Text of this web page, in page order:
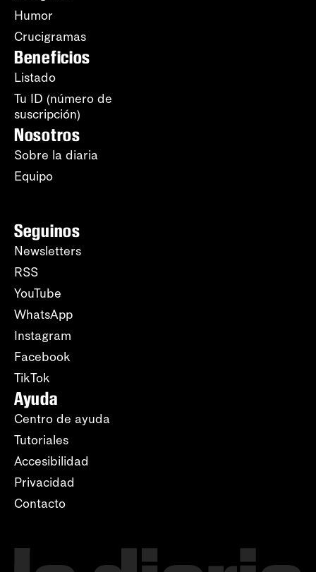
Humor
Crucigramas
Beneficios
Listado
Tu ID (número de
suscripción)
Nosotros
Sobre la diaria
Equipo
Seguinos
Newsletters
RSS
YouTube
WhatsApp
Instagram
Facebook
TikTok
Ayuda
Centro de ayuda
Tutoriales
Accesibilidad
Privacidad
Contacto